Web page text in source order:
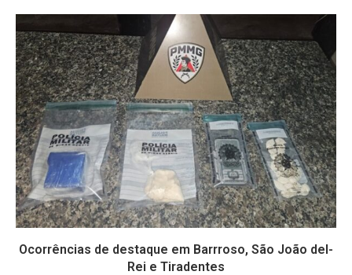
Ocorrências de destaque em Barrroso, São João del-
Rei e Tiradentes